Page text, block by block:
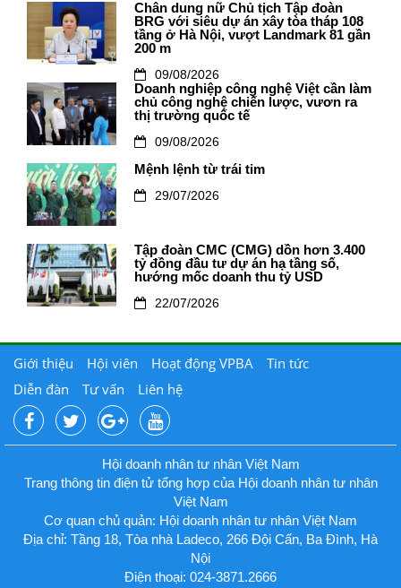
Chân dung nữ Chủ tịch Tập đoàn
BRG với siêu dự án xây tòa tháp 108
tầng ở Hà Nội, vượt Landmark 81 gần
200 m
09/08/2026
Doanh nghiệp công nghệ Việt cần làm
chủ công nghệ chiến lược, vươn ra
thị trường quốc tế
09/08/2026
Mệnh lệnh từ trái tim
29/07/2026
Tập đoàn CMC (CMG) dồn hơn 3.400
tỷ đồng đầu tư dự án hạ tầng số,
hướng mốc doanh thu tỷ USD
22/07/2026
Giới thiệu Hội viên Hoạt động VPBA
Tin tức
Diễn đàn
Tư vấn Liên hệ
Hội doanh nhân tư nhân Việt Nam
Trang thông tin điện tử tổng hợp của Hội doanh nhân tư nhân
Việt Nam
Cơ quan chủ quản: Hội doanh nhân tư nhân Việt Nam
Địa chỉ: Tầng 18, Tòa nhà Ladeco, 266 Đội Cấn, Ba Đình, Hà
Nội
Điện thoại: 024-3871.2666